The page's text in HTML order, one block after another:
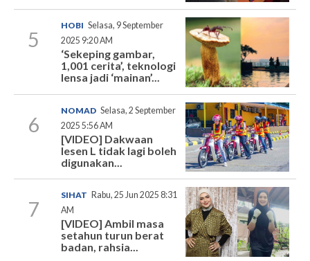
5
HOBI Selasa, 9 September
2025 9:20 AM
‘Sekeping gambar,
1,001 cerita’, teknologi
lensa jadi ‘mainan’...
6
NOMAD Selasa, 2 September
2025 5:56 AM
[VIDEO] Dakwaan
lesen L tidak lagi boleh
digunakan...
7
SIHAT Rabu, 25 Jun 2025 8:31
AM
[VIDEO] Ambil masa
setahun turun berat
badan, rahsia...